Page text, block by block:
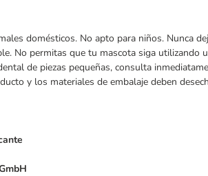
domésticos. No apto para niños. Nunca
No permitas que tu mascota siga utilizando
de piezas pequeñas, consulta
y los materiales de embalaje deben